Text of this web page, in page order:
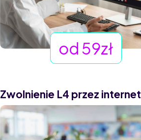
od 59zł
Zwolnienie L4 przez internet